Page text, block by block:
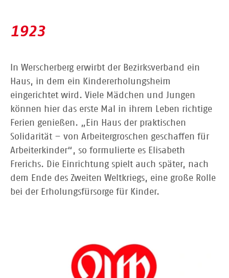
1923
In Werscherberg erwirbt der Bezirksverband ein
Haus, in dem ein Kindererholungsheim
eingerichtet wird. Viele Mädchen und Jungen
können hier das erste Mal in ihrem Leben richtige
Ferien genießen. „Ein Haus der praktischen
Solidarität – von Arbeitergroschen geschaffen für
Arbeiterkinder“, so formulierte es Elisabeth
Frerichs. Die Einrichtung spielt auch später, nach
dem Ende des Zweiten Weltkriegs, eine große Rolle
bei der Erholungsfürsorge für Kinder.